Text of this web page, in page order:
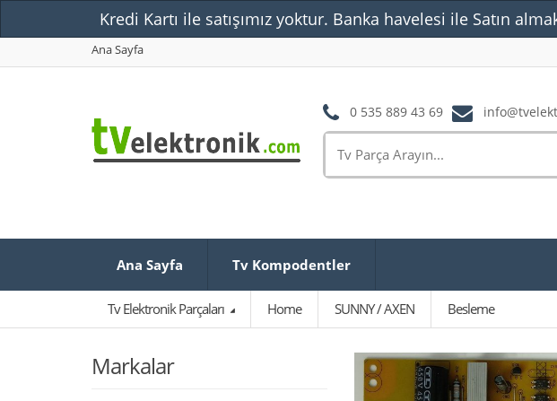
Ana Sayfa
0 535 889 43 69
Ana Sayfa Tv Kompodentler
Tv Elektronik Parçaları Home SUNNY / AXEN Besleme
Markalar
Kredi Kartı ile satışımız yoktur. Banka havelesi ile Satın